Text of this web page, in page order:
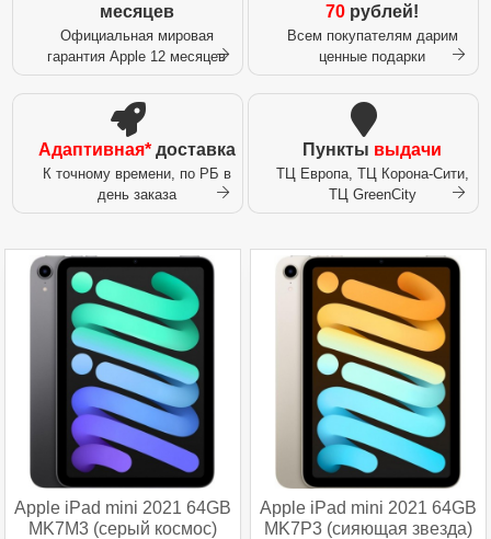
месяцев
Официальная мировая
гарантия Apple 12 месяцев
70 рублей!
Всем покупателям дарим
ценные подарки
Адаптивная*доставка
К точному времени, по РБ в
день заказа
Пункты выдачи
ТЦ Европа, ТЦ Корона-Сити,
ТЦ GreenCity
Apple iPad mini 2021 64GB
MK7M3 (серый космос)
Apple iPad mini 2021 64GB
MK7P3 (сияющая звезда)